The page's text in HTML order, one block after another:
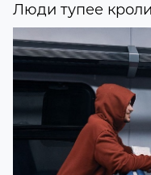
Люди тупее